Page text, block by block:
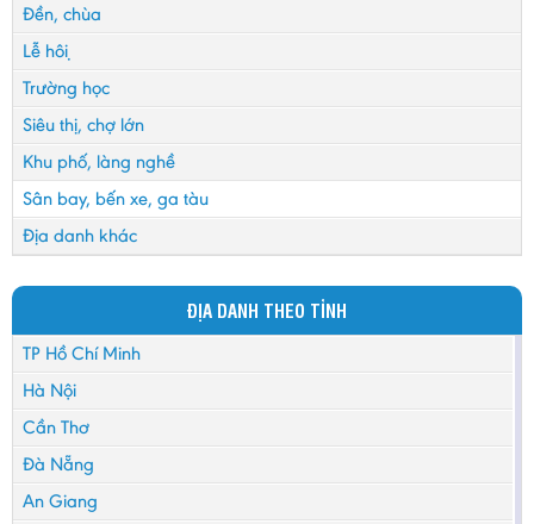
Đền, chùa
Lễ hội
Trường học
Siêu thị, chợ lớn
Khu phố, làng nghề
Sân bay, bến xe, ga tàu
Địa danh khác
ĐỊA DANH THEO TỈNH
TP Hồ Chí Minh
Hà Nội
Cần Thơ
Đà Nẵng
An Giang